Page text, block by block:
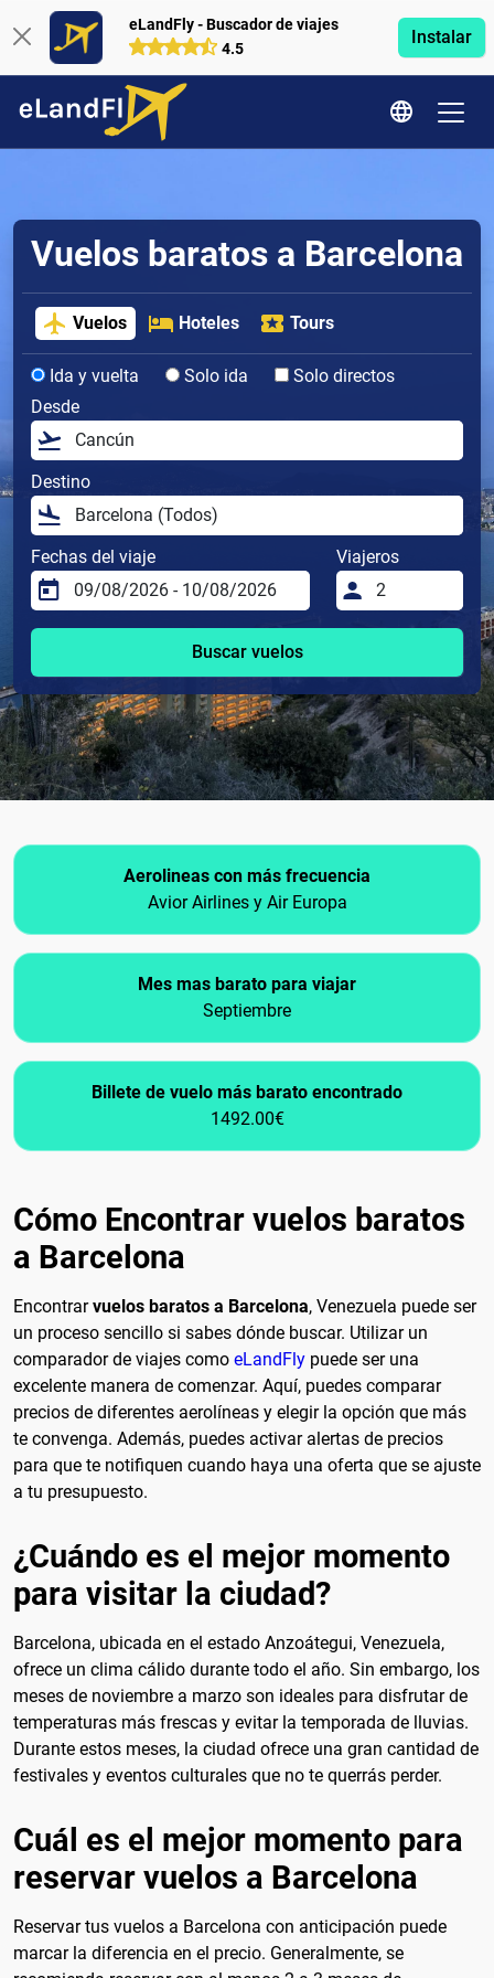
eLandFly - Buscador de viajes
4.5
Instalar
Vuelos baratos a Barcelona
Vuelos Hoteles Tours
Ida y vuelta Solo ida
Solo directos
Desde
Destino
Fechas del viaje Viajeros
Buscar vuelos
Aerolineas con más frecuencia
Avior Airlines y Air Europa
Mes mas barato para viajar
Septiembre
Billete de vuelo más barato encontrado
1492.00€
Cómo Encontrar vuelos baratos
a Barcelona
Encontrarvuelos baratos a Barcelona, Venezuela puede ser
un proceso sencillo si sabes dónde buscar. Utilizar un
comparador de viajes como eLandFly puede ser una
excelente manera de comenzar. Aquí, puedes comparar
precios de diferentes aerolíneas y elegir la opción que más
te convenga. Además, puedes activar alertas de precios
para que te notifiquen cuando haya una oferta que se ajuste
a tu presupuesto.
¿Cuándo es el mejor momento
para visitar la ciudad?
Barcelona, ubicada en el estado Anzoátegui, Venezuela,
ofrece un clima cálido durante todo el año. Sin embargo, los
meses de noviembre a marzo son ideales para disfrutar de
temperaturas más frescas y evitar la temporada de lluvias.
Durante estos meses, la ciudad ofrece una gran cantidad de
festivales y eventos culturales que no te querrás perder.
Cuál es el mejor momento para
reservar vuelos a Barcelona
Reservar tus vuelos a Barcelona con anticipación puede
marcar la diferencia en el precio. Generalmente, se